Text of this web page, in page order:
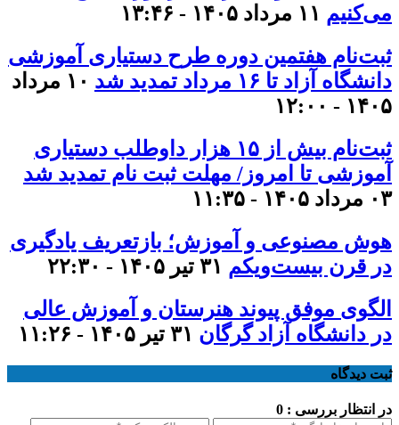
می‌کنیم ۱۱ مرداد ۱۴۰۵ - ۱۳:۴۶
ثبت‌نام هفتمین دوره طرح دستیاری آموزشی
دانشگاه آزاد تا ۱۶ مرداد تمدید شد
۱۰ مرداد
۱۴۰۵ - ۱۲:۰۰
ثبت‌نام بیش از ۱۵ هزار داوطلب دستیاری
آموزشی تا امروز/ مهلت ثبت نام تمدید شد
۰۳ مرداد ۱۴۰۵ - ۱۱:۳۵
هوش مصنوعی و آموزش؛ بازتعریف یادگیری
در قرن بیست‌ویکم ۳۱ تیر ۱۴۰۵ - ۲۲:۳۰
الگوی موفق پیوند هنرستان و آموزش عالی
در دانشگاه آزاد گرگان ۳۱ تیر ۱۴۰۵ - ۱۱:۲۶
ثبت دیدگاه
در انتظار بررسی : 0